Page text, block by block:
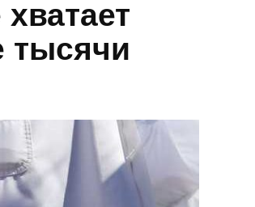
тысячи